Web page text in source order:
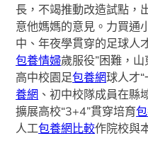
長，不竭推動改造試點，
意他媽媽的意見。力買通
中、年夜學貫穿的足球人
包養情婦歲服役”困難，
高中校園足包養網球人才
養網 、初中校隊成員在縣
擴展高校“3+4”貫穿培育
人工包養網比較作院校與